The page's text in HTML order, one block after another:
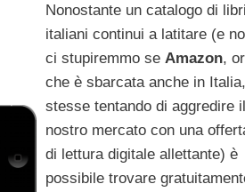
Nonostante un catalogo di
italiani continui a latitare (e
ci stupiremmo se Amazon,
che è sbarcata anche in Italia,
stesse tentando di aggredire il
nostro mercato con una
di lettura digitale allettante) è
possibile trovare